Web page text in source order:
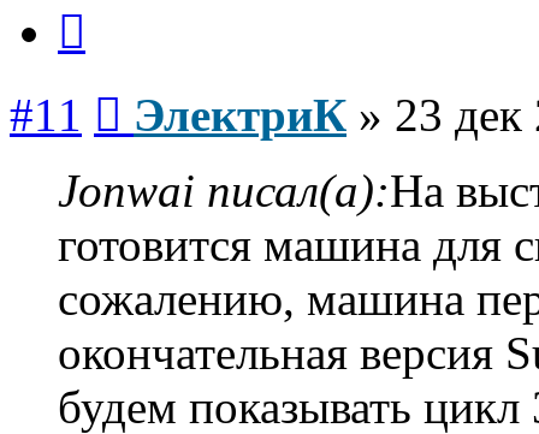
#11 ЭлектриК » 23 дек
Jonwai писал(а):На
готовится машина для
сожалению, машина
окончательная версия
будем показывать цикл